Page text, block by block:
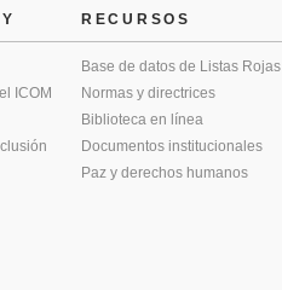
ICOM
RECURSOS
Base de datos de Listas Rojas
Normas y directrices
Biblioteca en línea
Documentos institucionales
Paz y derechos humanos